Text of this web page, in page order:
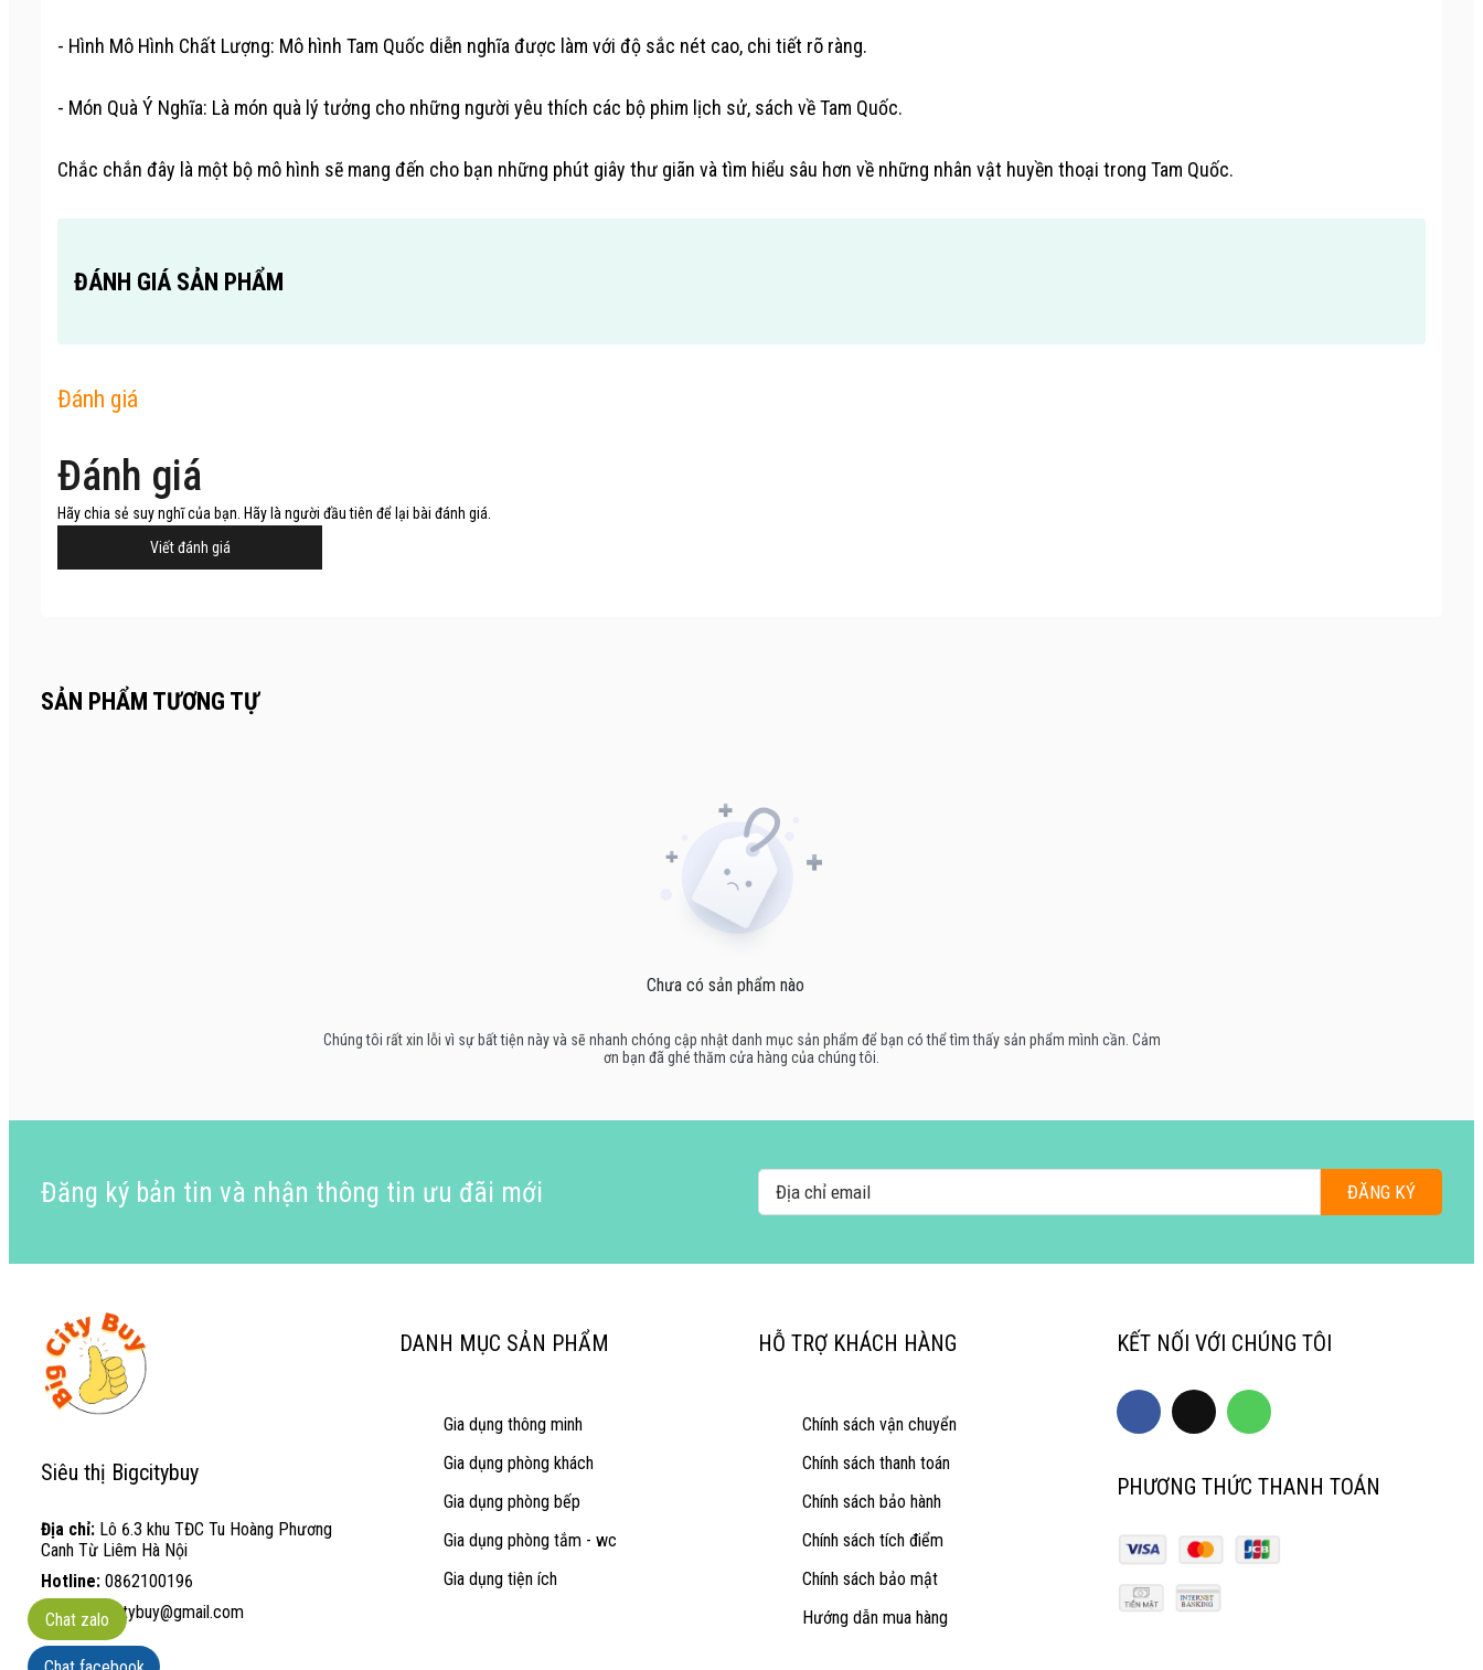
Chat zalo
- Hình Mô Hình Chất Lượng: Mô hình Tam Quốc diễn nghĩa được làm với độ sắc nét cao, chi tiết rõ ràng.
- Món Quà Ý Nghĩa: Là món quà lý tưởng cho những người yêu thích các bộ phim lịch sử, sách về Tam Quốc.
Chắc chắn đây là một bộ mô hình sẽ mang đến cho bạn những phút giây thư giãn và tìm hiểu sâu hơn về những nhân vật huyền thoại trong Tam Quốc.
ĐÁNH GIÁ SẢN PHẨM
Đánh giá
Đánh giá
Hãy chia sẻ suy nghĩ của bạn. Hãy là người đầu tiên để lại bài đánh giá.
Viết đánh giá
SẢN PHẨM TƯƠNG TỰ
Chưa có sản phẩm nào
Chúng tôi rất xin lỗi vì sự bất tiện này và sẽ nhanh chóng cập nhật danh mục sản phẩm để bạn có thể tìm thấy sản phẩm mình cần. Cảm
ơn bạn đã ghé thăm cửa hàng của chúng tôi.
Đăng ký bản tin và nhận thông tin ưu đãi mới ĐĂNG KÝ
DANH MỤC SẢN PHẨM
Gia dụng thông minh
Gia dụng phòng khách
Gia dụng phòng bếp
Gia dụng phòng tắm - wc
Gia dụng tiện ích
HỖ TRỢ KHÁCH HÀNG
Chính sách vận chuyển
Chính sách thanh toán
Chính sách bảo hành
Chính sách tích điểm
Chính sách bảo mật
Hướng dẫn mua hàng
KẾT NỐI VỚI CHÚNG TÔI
PHƯƠNG THỨC THANH TOÁN
Siêu thị Bigcitybuy
Email:bigcitybuy@gmail.com
Địa chỉ: Lô 6.3 khu TĐC Tu Hoàng Phương
Canh Từ Liêm Hà Nội
Hotline: 0862100196